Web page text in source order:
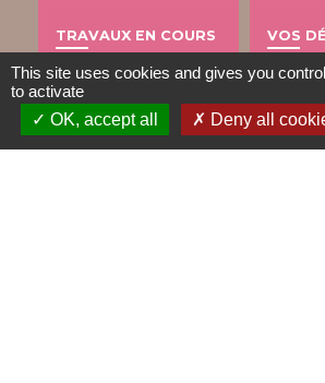
TRAVAUX EN COURS
build
VOS
account_balance
This site uses cookies and gives you
to activate
OK, accept all
Deny all